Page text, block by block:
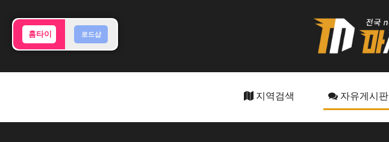
홈타이 로드샵
지역검색 자유게시판